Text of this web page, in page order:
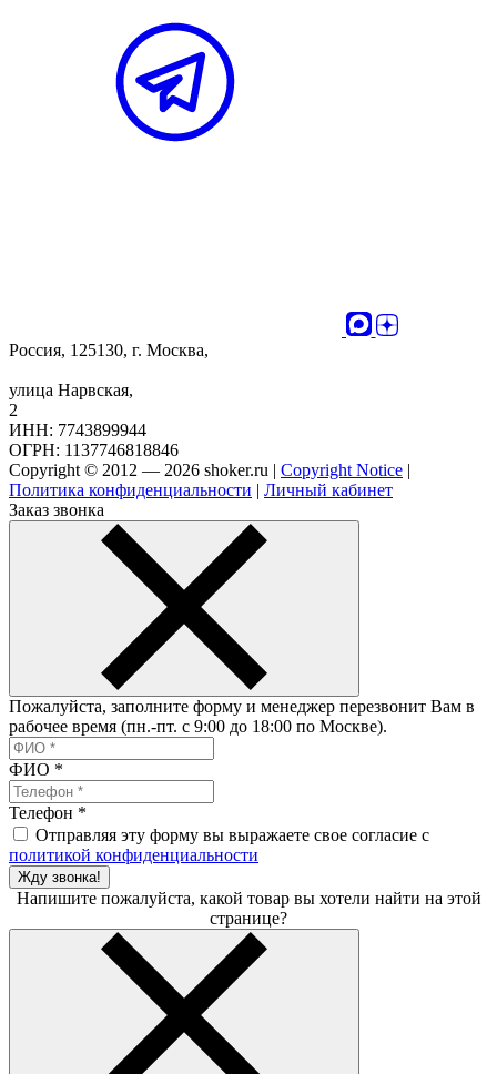
Россия, 125130, г. Москва,
улица Нарвская,
2
ИНН: 7743899944
ОГРН: 1137746818846
Copyright © 2012 — 2026 shoker.ru | Copyright Notice |
Политика конфиденциальности | Личный кабинет
Заказ звонка
Пожалуйста, заполните форму и менеджер перезвонит Вам в
рабочее время (пн.-пт. с 9:00 до 18:00 по Москве).
ФИО *
Телефон *
Отправляя эту форму вы выражаете свое согласие с
политикой конфиденциальности
Жду звонка!
Напишите пожалуйста, какой товар вы хотели найти на этой
странице?